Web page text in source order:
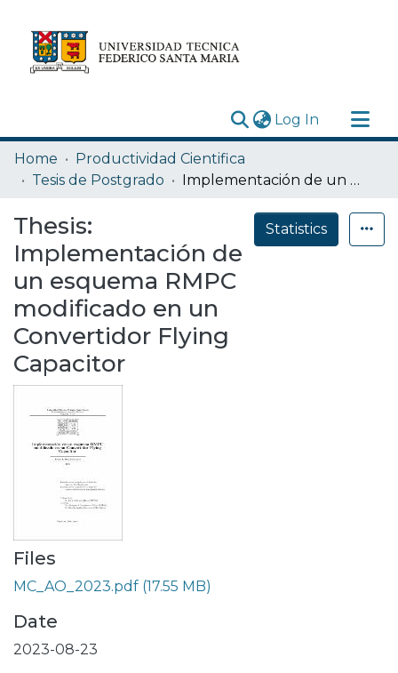
Log In (current)
Research Outputs
Statistics
Depósito
Home
Productividad Cientifica
Tesis de Postgrado
Implementación de un esquema RMPC modificado en un Convertidor Flying Capacitor
Thesis:
Implementación de
un esquema RMPC
modificado en un
Convertidor Flying
Capacitor
Statistics
Files
MC_AO_2023.pdf (17.55 MB)
Date
2023-08-23